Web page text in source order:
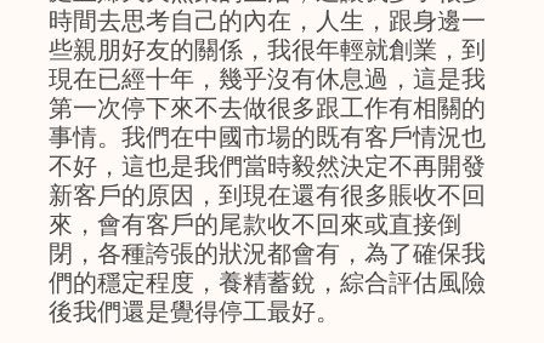
時間去思考自己的內在，人生，跟身邊一
些親朋好友的關係，我很年輕就創業，到
現在已經十年，幾乎沒有休息過，這是我
第一次停下來不去做很多跟工作有相關的
事情。我們在中國市場的既有客戶情況也
不好，這也是我們當時毅然決定不再開發
新客戶的原因，到現在還有很多賬收不回
來，會有客戶的尾款收不回來或直接倒
閉，各種誇張的狀況都會有，為了確保我
們的穩定程度，養精蓄銳，綜合評估風險
後我們還是覺得停工最好。